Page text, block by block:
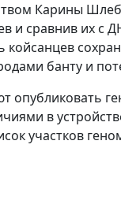
Карины
и сравнив их с
банту и
опубликовать
в
участков